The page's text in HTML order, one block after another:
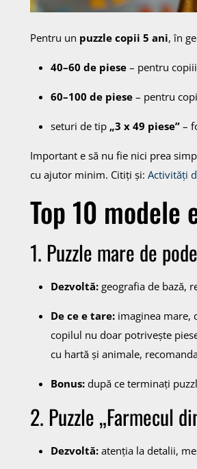
Pentru un puzzle copii 5 ani, în
40–60 de piese – pentru
60–100 de piese – pentru
seturi de tip „3 x 49 piese” –
Important e să nu fie nici prea
cu ajutor minim. Citiți și: Activități
Top 10
1. Puzzle mare de
Dezvoltă: geografia de bază,
De ce e tare: imaginea mare,
copilul nu doar potrivește
cu hartă și animale,
Bonus: după ce terminați
2. Puzzle „Farmecul
Dezvoltă: atenția la detalii,